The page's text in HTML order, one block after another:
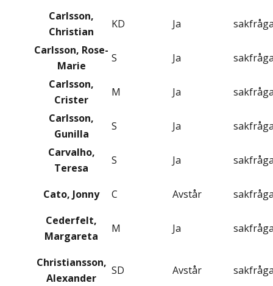
Carlsson,
Christian
KD Ja
Carlsson, Rose-
Marie
S Ja
Carlsson,
Crister
M Ja
Carlsson,
Gunilla
S Ja
Carvalho,
Teresa
S Ja
Cato, Jonny C Avstår
Cederfelt,
Margareta
M Ja
Christiansson,
Alexander
SD Avstår